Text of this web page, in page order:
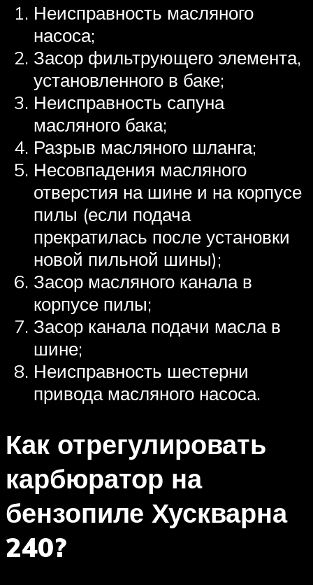
Неисправность масляного
насоса;
Засор фильтрующего элемента,
установленного в баке;
Неисправность сапуна
масляного бака;
Разрыв масляного шланга;
Несовпадения масляного
отверстия на шине и на корпусе
пилы (если подача
прекратилась после установки
новой пильной шины);
Засор масляного канала в
корпусе пилы;
Засор канала подачи масла в
шине;
Неисправность шестерни
привода масляного насоса.
Как отрегулировать
карбюратор на
бензопиле Хускварна
240?